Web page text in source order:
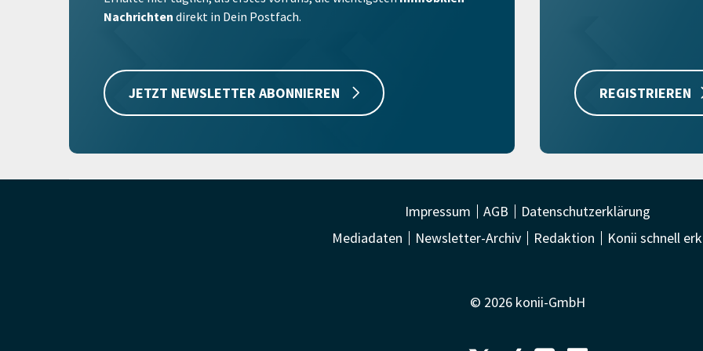
Nachrichten direkt in Dein Postfach.
JETZT NEWSLETTER ABONNIEREN REGISTRIEREN
Impressum AGB
Datenschutzerklärung
Mediadaten
Newsletter-Archiv Redaktion Konii schnell
© 2026 konii-GmbH